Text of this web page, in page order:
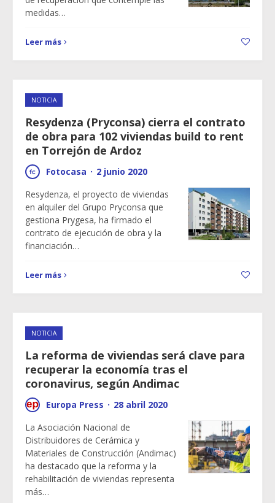
medidas…
Leer más
NOTICIA
Resydenza (Pryconsa) cierra el contrato
de obra para 102 viviendas build to rent
en Torrejón de Ardoz
Fotocasa · 2 junio 2020
Resydenza, el proyecto de viviendas
en alquiler del Grupo Pryconsa que
gestiona Prygesa, ha firmado el
contrato de ejecución de obra y la
financiación…
Leer más
NOTICIA
La reforma de viviendas será clave para
recuperar la economía tras el
coronavirus, según Andimac
Europa Press · 28 abril 2020
La Asociación Nacional de
Distribuidores de Cerámica y
Materiales de Construcción (Andimac)
ha destacado que la reforma y la
rehabilitación de viviendas representa
más…